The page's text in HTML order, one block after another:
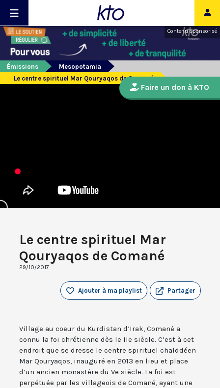
Contenu sponsorisé
Émissions
Mesopotamia
Le centre spirituel Mar Qouryaqos de Comané
Le centre spirituel Mar
Qouryaqos de Comané
29/10/2017
Partager
Ajouter à ma playlist
Village au coeur du Kurdistan d’Irak, Comané a
connu la foi chrétienne dès le IIe siècle. C’est à cet
endroit que se dresse le centre spirituel chalddéen
Mar Qouryaqos, inauguré en 2013 en lieu et place
d’un ancien monastère du Ve siècle. La foi est
perpétuée par les villageois de Comané, ayant une
Faire un don à KTO